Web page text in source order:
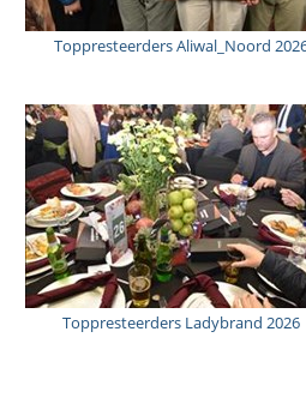
Toppresteerders Aliwal_Noord
Toppresteerders Ladybrand 2026